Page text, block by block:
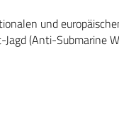
und
(Anti-Submarine